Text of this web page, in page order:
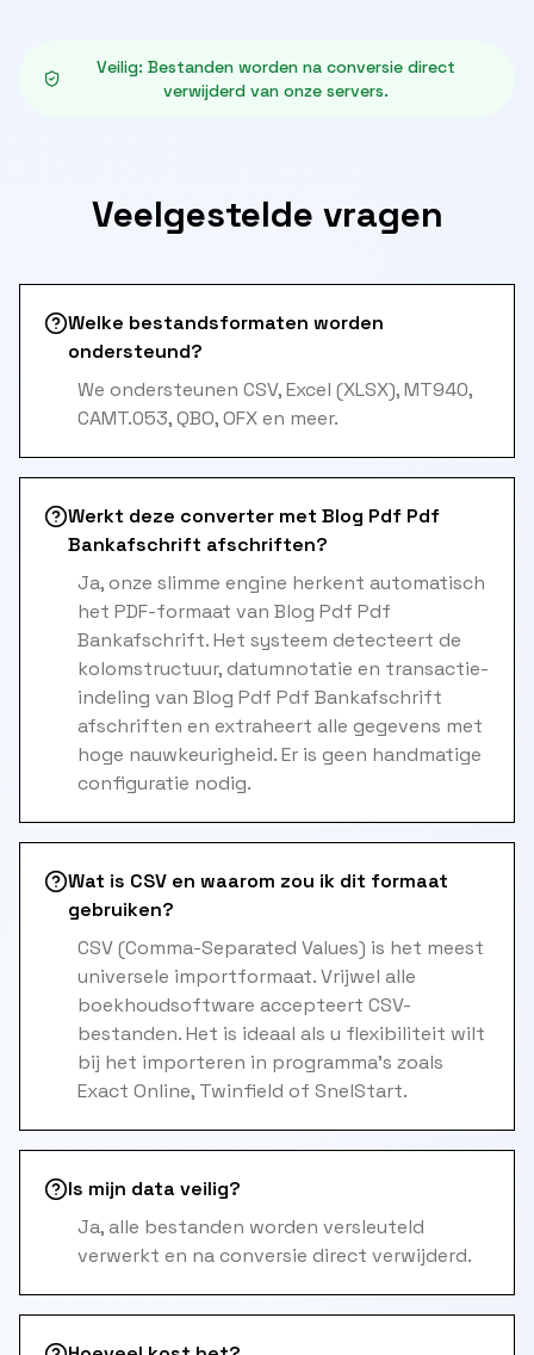
Veilig: Bestanden worden na conversie direct
verwijderd van onze servers.
Veelgestelde vragen
Welke bestandsformaten worden
ondersteund?
We ondersteunen CSV, Excel (XLSX), MT940,
CAMT.053, QBO, OFX en meer.
Werkt deze converter met Blog Pdf Pdf
Bankafschrift afschriften?
Ja, onze slimme engine herkent automatisch
het PDF-formaat van Blog Pdf Pdf
Bankafschrift. Het systeem detecteert de
kolomstructuur, datumnotatie en transactie-
indeling van Blog Pdf Pdf Bankafschrift
afschriften en extraheert alle gegevens met
hoge nauwkeurigheid. Er is geen handmatige
configuratie nodig.
Wat is CSV en waarom zou ik dit formaat
gebruiken?
CSV (Comma-Separated Values) is het meest
universele importformaat. Vrijwel alle
boekhoudsoftware accepteert CSV-
bestanden. Het is ideaal als u flexibiliteit wilt
bij het importeren in programma's zoals
Exact Online, Twinfield of SnelStart.
Is mijn data veilig?
Ja, alle bestanden worden versleuteld
verwerkt en na conversie direct verwijderd.